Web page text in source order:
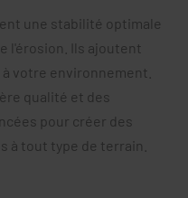
une stabilité optimale
l'érosion. Ils ajoutent
votre environnement.
qualité et des
pour créer des
à tout type de terrain.